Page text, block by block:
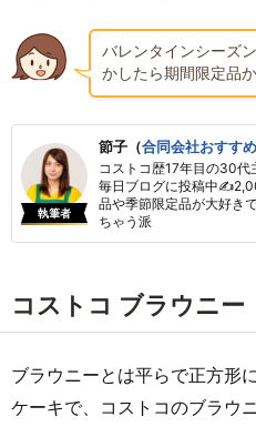
バレンタインシーズ
かしたら期間限定品
執筆者
節子（合同会社おすす
コストコ歴17年目の30代
毎日ブログに投稿中
品や季節限定品が大好き
ちゃう派
コストコ ブラウニー
ブラウニーとは平らで正方形
ケーキで、コストコのブラウ